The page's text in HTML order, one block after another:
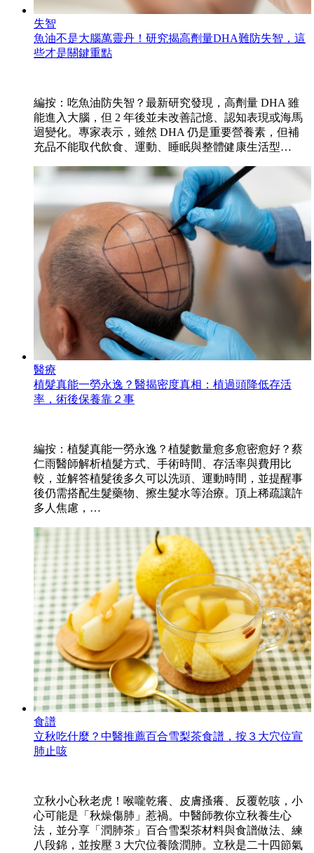
失智
魚油不是大腦萬靈丹！研究揭高劑量DHA難防失智，這
些才是關鍵重點
編按：吃魚油防失智？最新研究發現，高劑量 DHA 雖
能進入大腦，但 2 年後並未改善記憶、認知表現或海馬
迴變化。專家表示，雖然 DHA 仍是重要營養素，但補
充品不能取代飲食、運動、睡眠與整體健康生活型…
醫療
植髮真能一勞永逸？醫揭密度真相：植過頭降低存活
率，術後保養靠２事
編按：植髮真能一勞永逸？植髮數量愈多愈密愈好？蔡
仁雨醫師解析植髮方式、手術時間、存活率與費用比
較，並解答植髮後多久可以洗頭、運動時間，並提醒事
後仍需搭配生髮藥物、擦生髮水等治療。頂上稀疏讓許
多人焦慮，…
食譜
立秋吃什麼？中醫推薦百合雪梨茶食譜，按３大穴位宣
肺止咳
立秋小心秋老虎！喉嚨乾癢、皮膚搔癢、反覆乾咳，小
心可能是「秋燥傷肺」惹禍。中醫師教你立秋養生心
法，並分享「潤肺茶」百合雪梨茶材料與食譜做法、練
八段錦，並按壓 3 大穴位養陰潤肺。立秋是二十四節氣